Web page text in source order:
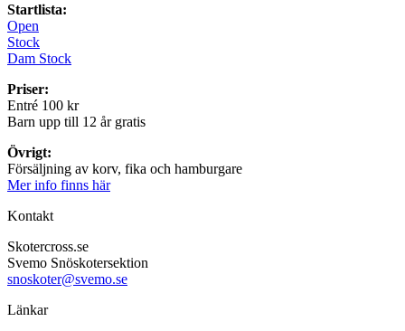
Startlista:
Open
Stock
Dam Stock
Priser:
Entré 100 kr
Barn upp till 12 år gratis
Övrigt:
Försäljning av korv, fika och hamburgare
Mer info finns här
Kontakt
Skotercross.se
Svemo Snöskotersektion
snoskoter@svemo.se
Länkar